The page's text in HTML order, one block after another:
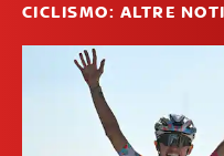
CICLISMO: ALTRE